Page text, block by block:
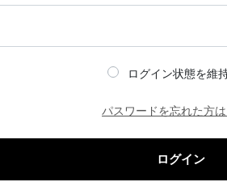
ログイン状態を維
パスワードを忘れた方
ログイン